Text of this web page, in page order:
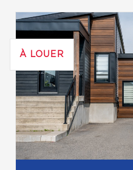
À LOUER